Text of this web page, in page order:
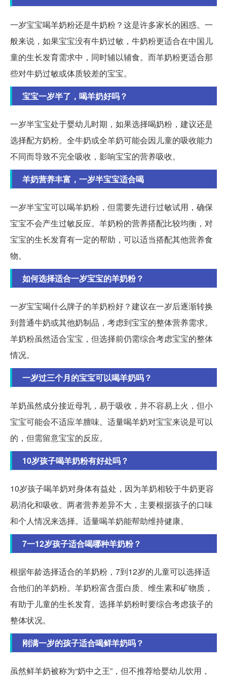
一岁宝宝喝羊奶粉还是牛奶粉？这是许多家长的困惑。一
般来说，如果宝宝没有牛奶过敏，牛奶粉更适合在中国儿
童的生长发育需求中，同时辅以辅食。而羊奶粉更适合那
些对牛奶过敏或体质较差的宝宝。
宝宝一岁半了，喝羊奶好吗？
一岁半宝宝处于婴幼儿时期，如果选择喝奶粉，建议还是
选择配方奶粉。全牛奶或全羊奶可能会因儿童的吸收能力
不同而导致不完全吸收，影响宝宝的营养吸收。
羊奶营养丰富，一岁半宝宝适合喝
一岁半宝宝可以喝羊奶粉，但需要先进行过敏试用，确保
宝宝不会产生过敏反应。羊奶粉的营养搭配比较均衡，对
宝宝的生长发育有一定的帮助，可以适当搭配其他营养食
物。
如何选择适合一岁宝宝的羊奶粉？
一岁宝宝喝什么牌子的羊奶粉好？建议在一岁后逐渐转换
到普通牛奶或其他奶制品，考虑到宝宝的整体营养需求。
羊奶粉虽然适合宝宝，但选择前仍需综合考虑宝宝的整体
情况。
一岁过三个月的宝宝可以喝羊奶吗？
羊奶虽然成分接近母乳，易于吸收，并不容易上火，但小
宝宝可能会不适应羊膻味。适量喝羊奶对宝宝来说是可以
的，但需留意宝宝的反应。
10岁孩子喝羊奶粉有好处吗？
10岁孩子喝羊奶对身体有益处，因为羊奶相较于牛奶更容
易消化和吸收。两者营养差异不大，主要根据孩子的口味
和个人情况来选择。适量喝羊奶能帮助维持健康。
7一12岁孩子适合喝哪种羊奶粉？
根据年龄选择适合的羊奶粉，7到12岁的儿童可以选择适
合他们的羊奶粉。羊奶粉富含蛋白质、维生素和矿物质，
有助于儿童的生长发育。选择羊奶粉时要综合考虑孩子的
整体状况。
刚满一岁的孩子适合喝鲜羊奶吗？
虽然鲜羊奶被称为“奶中之王”，但不推荐给婴幼儿饮用，